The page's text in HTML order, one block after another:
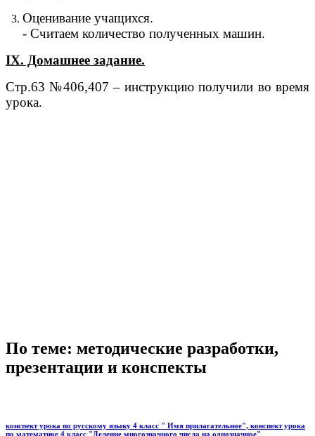
Оценивание учащихся.
- Считаем количество полученных машин.
IX. Домашнее задание.
Стр.63 №406,407 – инструкцию получили во время
урока.
По теме: методические разработки,
презентации и конспекты
конспект урока по русскому языку 4 класс " Имя прилагательное", конспект урока
по математике 4 класс "Деление многозначного числа на однозначное"